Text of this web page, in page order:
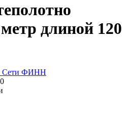
длиной 120
ФИНН